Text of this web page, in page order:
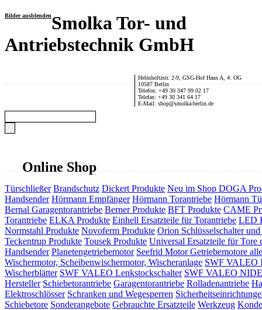
Bilder ausblendenSmolka Tor- und
Antriebstechnik GmbH
Helmholtzstr. 2-9, GSG-Hof Haus A, 4. OG
10587 Berlin
Telefon: +49 30 347 99 02 17
Telefax: +49 30 341 64 17
E-Mail: shop@smolka-berlin.de
Online Shop
Türschließer Brandschutz Dickert Produkte Neu im Shop DOGA
Handsender Hörmann Empfänger Hörmann Torantriebe Hörmann
Bernal Garagentorantriebe Berner Produkte BFT Produkte CAME
Torantriebe ELKA Produkte Einhell Ersatzteile für Torantriebe LED
Normstahl Produkte Novoferm Produkte Orion Schlüsselschalter und
Teckentrup Produkte Tousek Produkte Universal Ersatzteile für Tore
Handsender Planetengetriebemotor Seefrid Motor Getriebemotore
Wischermotor, Scheibenwischermotor, Wischeranlage SWF VALEO
Wischerblätter SWF VALEO Lenkstockschalter SWF VALEO
Hersteller Schiebetorantriebe Garagentorantriebe Rolladenantriebe
Elektroschlösser Schranken und Wegesperren
Schiebetore Sonderangebote Gebrauchte Ersatzteile Werkzeug